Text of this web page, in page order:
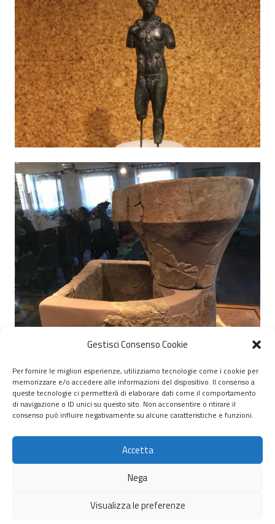
Gestisci Consenso Cookie
Per fornire le migliori esperienze, utilizziamo tecnologie come i cookie per
memorizzare e/o accedere alle informazioni del dispositivo. Il consenso a
queste tecnologie ci permetterà di elaborare dati come il comportamento
di navigazione o ID unici su questo sito. Non acconsentire o ritirare il
consenso può influire negativamente su alcune caratteristiche e funzioni.
Accetta
Nega
Visualizza le preferenze
© 2020 – 2026 Nurnet – La rete dei Nuraghi – webdesign:
antoniopalumbo.it
Home